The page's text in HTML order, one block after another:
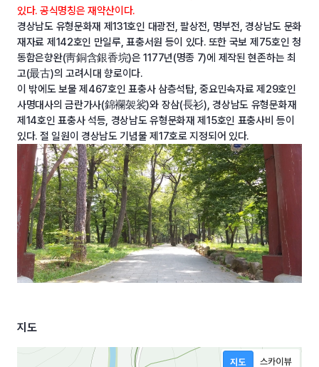
있다. 공식명칭은 재약산이다.
경상남도 유형문화재 제131호인 대광전, 팔상전, 명부전, 경상남도 문화
재자료 제142호인 만일루, 표충서원 등이 있다. 또한 국보 제75호인 청
동함은향완(靑銅含銀香垸)은 1177년(명종 7)에 제작된 현존하는 최
고(最古)의 고려시대 향로이다.
이 밖에도 보물 제467호인 표충사 삼층석탑, 중요민속자료 제29호인
사명대사의 금란가사(錦襴袈裟)와 장삼(長衫), 경상남도 유형문화재
제14호인 표충사 석등, 경상남도 유형문화재 제15호인 표충사비 등이
있다. 절 일원이 경상남도 기념물 제17호로 지정되어 있다.
지도